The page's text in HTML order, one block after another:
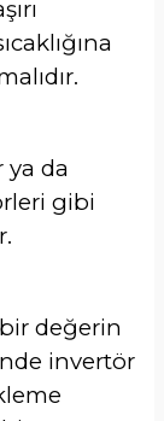
da
gibi
değerin
invertör